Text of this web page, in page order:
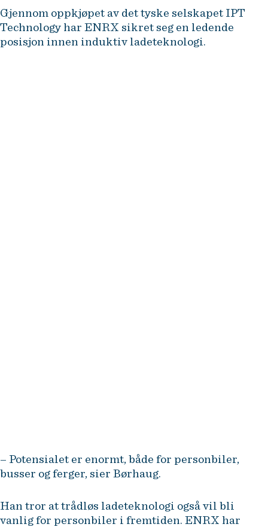
Gjennom oppkjøpet av det tyske selskapet IPT
Technology har ENRX sikret seg en ledende
posisjon innen induktiv ladeteknologi.
– Potensialet er enormt, både for personbiler,
busser og ferger, sier Børhaug.
Han tror at trådløs ladeteknologi også vil bli
vanlig for personbiler i fremtiden. ENRX har